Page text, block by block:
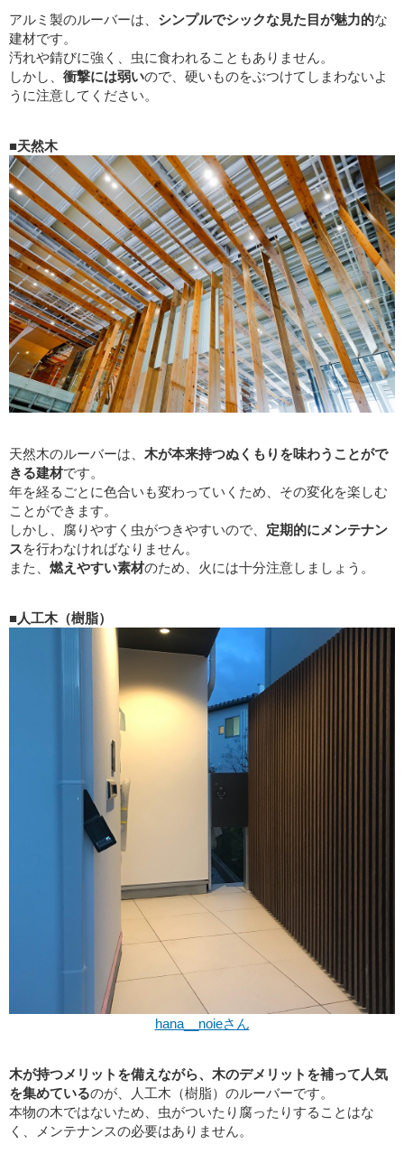
アルミ製のルーバーは、 シンプルでシックな見た目が魅力的な
建材です。
汚れや錆びに強く、虫に食われることもありません。
しかし、 衝撃には弱いので、硬いものをぶつけてしまわないよ
うに注意してください。
■天然木
天然木のルーバーは、 木が本来持つぬくもりを味わうことがで
きる建材です。
年を経るごとに色合いも変わっていくため、その変化を楽しむ
ことができます。
しかし、腐りやすく虫がつきやすいので、 定期的にメンテナン
スを行わなければなりません。
また、 燃えやすい素材のため、火には十分注意しましょう。
■人工木（樹脂）
hana__noieさん
木が持つメリットを備えながら、木のデメリットを補って人気
を集めているのが、人工木（樹脂）のルーバーです。
本物の木ではないため、虫がついたり腐ったりすることはな
く、メンテナンスの必要はありません。